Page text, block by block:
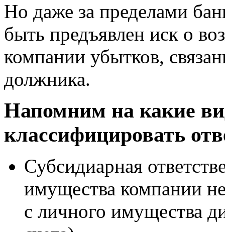
Но даже за пределами
быть предъявлен иск о
компании убытков,
должника.
Напомним на какие
классифицировать
Субсидиарная
имущества компании
с личного имущества